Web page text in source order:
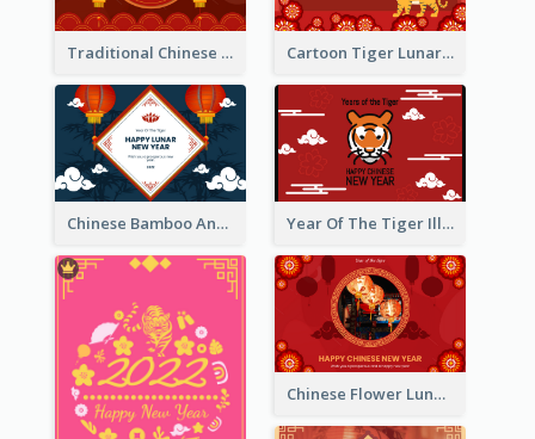
Traditional Chinese New Year Celebration Greeting Card Cartoon Tiger Lunar New Year Greeting Card
Chinese Bamboo And Lanterns New Year Greeting Card Year Of The Tiger Illustration Chinese New Year Greeting Card
Chinese Flower Lunar New Year Greeting Card